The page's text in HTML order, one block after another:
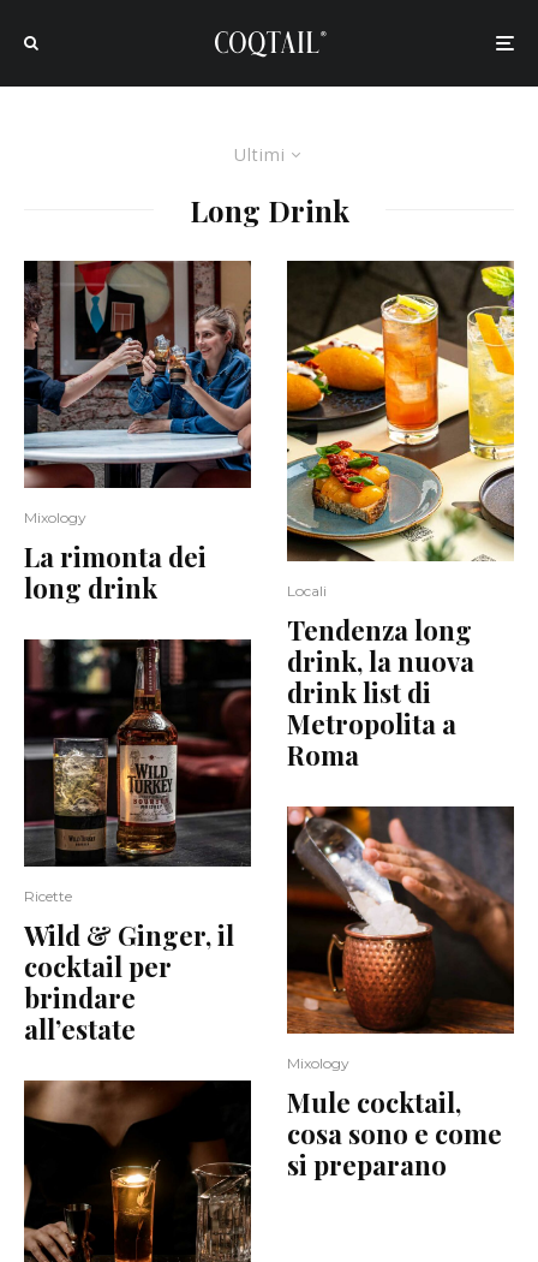
Ultimi
Long Drink
Mixology
La rimonta dei
long drink
Ricette
Wild & Ginger, il
cocktail per
brindare
all’estate
Locali
Tendenza long
drink, la nuova
drink list di
Metropolita a
Roma
Mixology
Mule cocktail,
cosa sono e come
si preparano